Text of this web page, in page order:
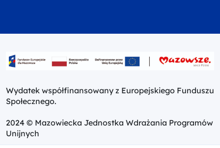
Wydatek współfinansowany z Europejskiego Funduszu
Społecznego.
2024 © Mazowiecka Jednostka Wdrażania Programów
Unijnych